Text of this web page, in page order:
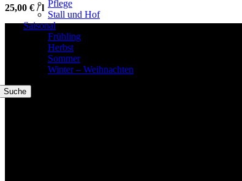
Pflege
Stall und Hof
Saisonal
Frühling
Herbst
Sommer
Winter – Weihnachten
Suche
25,00 € /l
Willkommen im Tier-Trend24